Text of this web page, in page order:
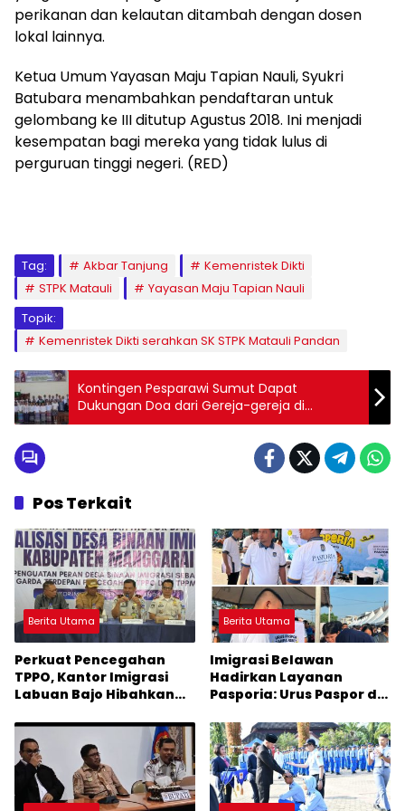
perikanan dan kelautan ditambah dengan dosen
lokal lainnya.
Ketua Umum Yayasan Maju Tapian Nauli, Syukri
Batubara menambahkan pendaftaran untuk
gelombang ke III ditutup Agustus 2018. Ini menjadi
kesempatan bagi mereka yang tidak lulus di
perguruan tinggi negeri. (RED)
Tag: Akbar Tanjung
Kemenristek Dikti
STPK Matauli
Yayasan Maju Tapian Nauli
Topik:
Kemenristek Dikti serahkan SK STPK Matauli Pandan
Kontingen Pesparawi Sumut Dapat
Dukungan Doa dari Gereja-gereja di
Tapteng
Pos Terkait
Berita Utama
Perkuat Pencegahan
TPPO, Kantor Imigrasi
Labuan Bajo Hibahkan
Lima Desa di Manggarai
Berita Utama
Imigrasi Belawan
Hadirkan Layanan
Pasporia: Urus Paspor di